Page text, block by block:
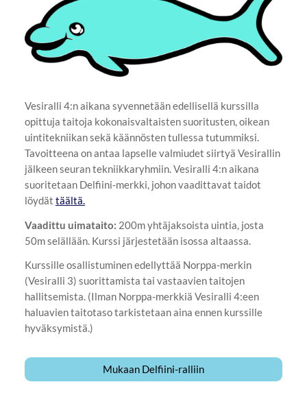
Vesiralli 4:n aikana syvennetään edellisellä kurssilla
opittuja taitoja kokonaisvaltaisten suoritusten, oikean
uintitekniikan sekä käännösten tullessa tutummiksi.
Tavoitteena on antaa lapselle valmiudet siirtyä Vesirallin
jälkeen seuran tekniikkaryhmiin. Vesiralli 4:n aikana
suoritetaan Delfiini-merkki, johon vaadittavat taidot
löydät täältä.
Vaadittu uimataito: 200m yhtäjaksoista uintia, josta
50m selällään. Kurssi järjestetään isossa altaassa.
Kurssille osallistuminen edellyttää Norppa-merkin
(Vesiralli 3) suorittamista tai vastaavien taitojen
hallitsemista. (Ilman Norppa-merkkiä Vesiralli 4:een
haluavien taitotaso tarkistetaan aina ennen kurssille
hyväksymistä.)
Mukaan Delfiini-ralliin